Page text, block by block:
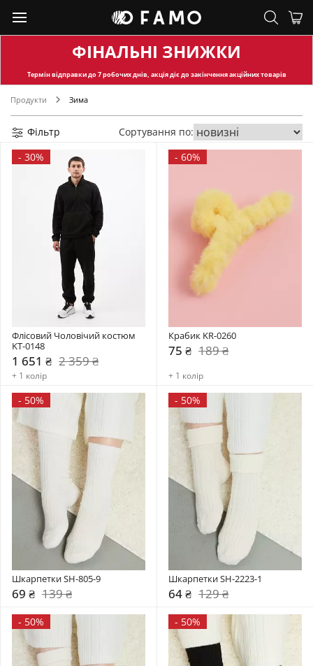
ФІНАЛЬНІ ЗНИЖКИ
Термін відправкидо 7 робочих днів, акція діє до закінчення акційних товарів
Продукти Зима
Фільтр
Сортування по:
- 30%
Флісовий Чоловічий костюм
KT-0148
1 651 ₴ 2 359 ₴
+ 1 колір
- 60%
Крабик KR-0260
75 ₴ 189 ₴
+ 1 колір
- 50%
Шкарпетки SH-805-9
69 ₴ 139 ₴
- 50%
Шкарпетки SH-2223-1
64 ₴ 129 ₴
- 50% - 50%